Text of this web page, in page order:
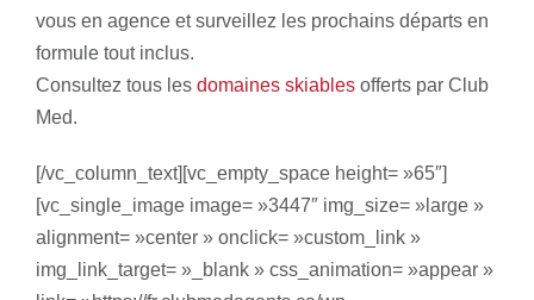
vous en agence et surveillez les prochains départs en
formule tout inclus.
Consultez tous les domaines skiables offerts par Club
Med.
[/vc_column_text][vc_empty_space height= »65″]
[vc_single_image image= »3447″ img_size= »large »
alignment= »center » onclick= »custom_link »
img_link_target= »_blank » css_animation= »appear »